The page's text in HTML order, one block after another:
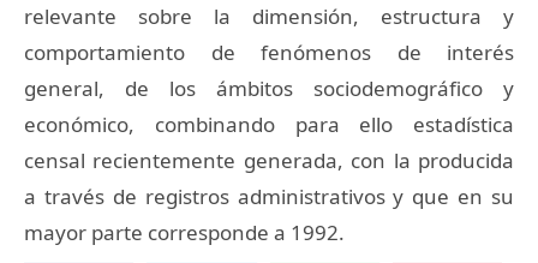
relevante sobre la dimensión, estructura y
comportamiento de fenómenos de interés
general, de los ámbitos sociodemográfico y
económico, combinando para ello estadística
censal recientemente generada, con la producida
a través de registros administrativos y que en su
mayor parte corresponde a 1992.